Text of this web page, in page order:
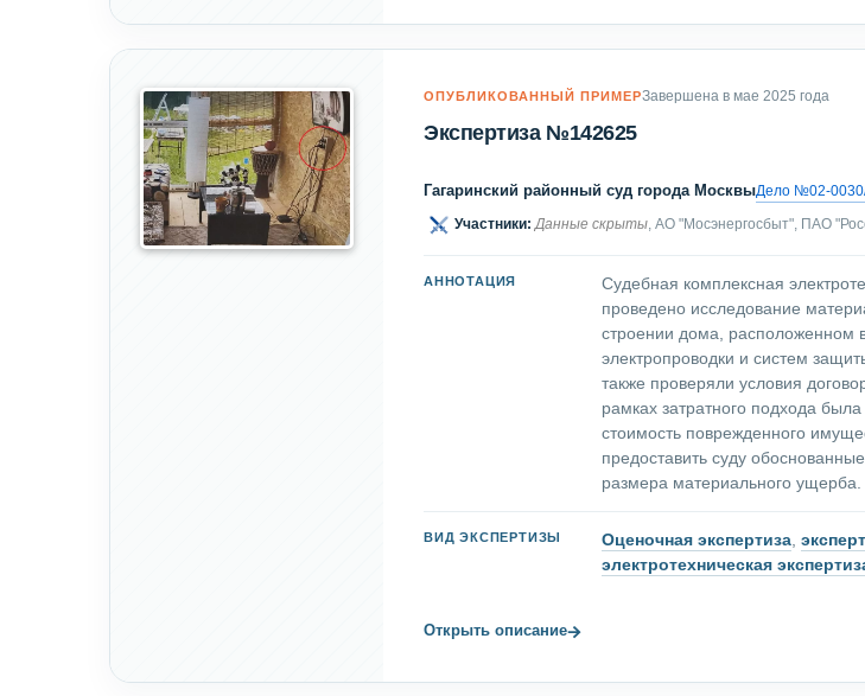
ОПУБЛИКОВАННЫЙ ПРИМЕРЗавершена в мае 2025 года
Экспертиза №142625
Гагаринский районный суд города МосквыДело №02-
Участники: Данные скрыты , АО "Мосэнергосбыт", ПАО
АННОТАЦИЯ
Судебная комплексная
проведено исследование
строении дома, расположенном
электропроводки и систем
также проверяли условия
рамках затратного подхода
стоимость поврежденного
предоставить суду
размера материального ущерба.
ВИД ЭКСПЕРТИЗЫ Оценочная экспертиза,
электротехническая
Открыть описание→